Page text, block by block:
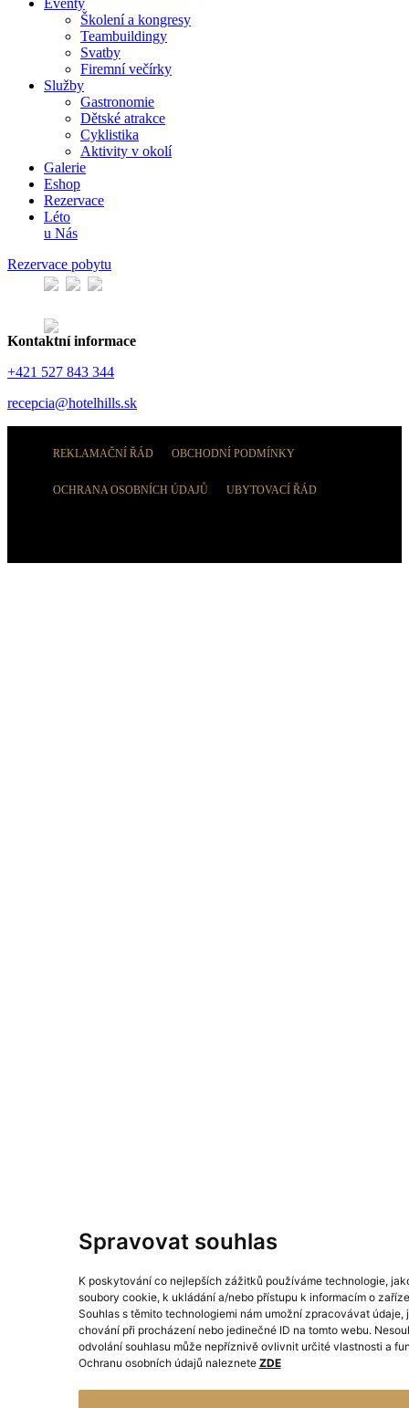
Spravovat souhlas
K poskytování co nejlepších zážitků používáme technologie,
soubory cookie, k ukládání a/nebo přístupu k informacím o
Souhlas s těmito technologiemi nám umožní zpracovávat údaje,
chování při procházení nebo jedinečné ID na tomto webu.
odvolání souhlasu může nepříznivě ovlivnit určité vlastnosti a
Ochranu osobních údajů naleznete ZDE
Školení a kongresy
Teambuildingy
Svatby
Firemní večírky
Služby
Gastronomie
Dětské atrakce
Cyklistika
Aktivity v okolí
Galerie
Eshop
Rezervace
Léto
u Nás
Rezervace pobytu
Kontaktní informace
+421 527 843 344
recepcia@hotelhills.sk
REKLAMAČNÍ ŘÁD OBCHODNÍ PODMÍNKY
OCHRANA OSOBNÍCH ÚDAJŮ UBYTOVACÍ ŘÁD